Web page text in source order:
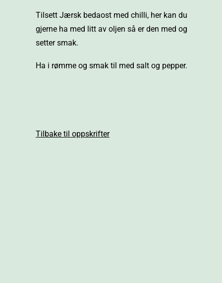
Tilsett Jærsk bedaost med chilli, her kan du
gjerne ha med litt av oljen så er den med og
setter smak.
Ha i rømme og smak til med salt og pepper.
Tilbake til oppskrifter